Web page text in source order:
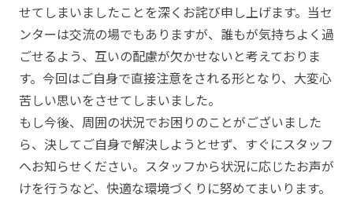
せてしまいましたことを深くお詫び申し上げます。当セ
ンターは交流の場でもありますが、誰もが気持ちよく過
ごせるよう、互いの配慮が欠かせないと考えておりま
す。今回はご自身で直接注意をされる形となり、大変心
苦しい思いをさせてしまいました。
もし今後、周囲の状況でお困りのことがございました
ら、決してご自身で解決しようとせず、すぐにスタッフ
へお知らせください。スタッフから状況に応じたお声が
けを行うなど、快適な環境づくりに努めてまいります。